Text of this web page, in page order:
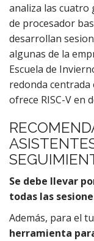
analiza las
de procesador
desarrollan
algunas de la
Escuela de
redonda
ofrece RISC-V en
Se debe llevar
todas las
Además, para el
herramienta